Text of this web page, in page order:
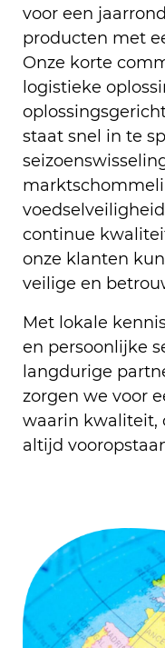
voor een
producten met
Onze korte
logistieke
staat snel in te
continue
onze klanten
veilige en
Met lokale
en persoonlijke
langdurige
zorgen we voor
waarin kwaliteit,
altijd